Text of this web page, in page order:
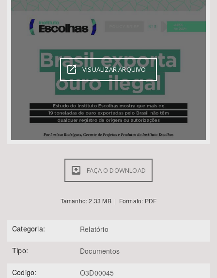
Bioma / Bacia
Área Protegida
VISUALIZAR ARQUIVO
FAÇA O DOWNLOAD
Tamanho: 2.33 MB | Formato: PDF
Categoria: Relatório
Tipo: Documentos
Codigo: O3D00045